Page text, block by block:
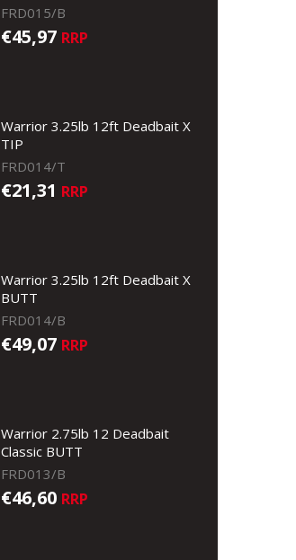
FRD015/B
€45,97 RRP
Warrior 3.25lb 12ft Deadbait X
TIP
FRD014/T
€21,31 RRP
Warrior 3.25lb 12ft Deadbait X
BUTT
FRD014/B
€49,07 RRP
Warrior 2.75lb 12 Deadbait
Classic BUTT
FRD013/B
€46,60 RRP